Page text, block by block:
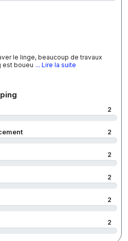
le linge, beaucoup de travaux
est boueu ... Lire la suite
2
2
2
2
2
2